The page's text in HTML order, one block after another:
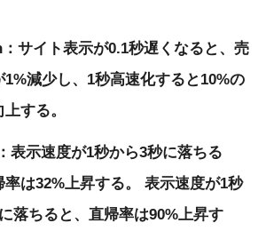
サイト表示が0.1秒遅くなると、売
1%減少し、1秒高速化すると10%の
する。
表示速度が1秒から3秒に落ちる
率は32%上昇する。 表示速度が1秒
落ちると、直帰率は90%上昇す